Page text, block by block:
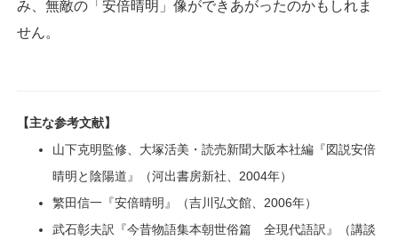
み、無敵の「安倍晴明」像ができあがったのかもしれま
せん。
【主な参考文献】
山下克明監修、大塚活美・読売新聞大阪本社編『図説安倍
晴明と陰陽道』（河出書房新社、2004年）
繁田信一『安倍晴明』（吉川弘文館、2006年）
武石彰夫訳『今昔物語集本朝世俗篇 全現代語訳』（講談